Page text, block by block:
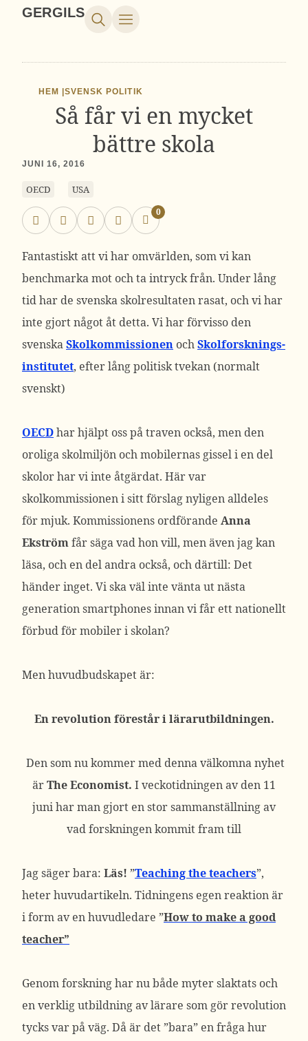
GERGILS
HEM |SVENSK POLITIK
Så får vi en mycket
bättre skola
JUNI 16, 2016
OECD USA
0
Fantastiskt att vi har omvärlden, som vi kan
benchmarka mot och ta intryck från. Under lång
tid har de svenska skolresultaten rasat, och vi har
inte gjort något åt detta. Vi har förvisso den
svenskaSkolkommissionen ochSkolforsknings-
institutet, efter lång politisk tvekan (normalt
svenskt)
OECDhar hjälpt oss på traven också, men den
oroliga skolmiljön och mobilernas gissel i en del
skolor har vi inte åtgärdat. Här var
skolkommissionen i sitt förslag nyligen alldeles
för mjuk. Kommissionens ordförande Anna
Ekströmfår säga vad hon vill, men även jag kan
läsa, och en del andra också, och därtill: Det
händer inget. Vi ska väl inte vänta ut nästa
generation smartphones innan vi får ett nationellt
förbud för mobiler i skolan?
Men huvudbudskapet är:
En revolution förestår i lärarutbildningen.
Den som nu kommer med denna välkomna nyhet
ärThe Economist. I veckotidningen av den 11
juni har man gjort en stor sammanställning av
vad forskningen kommit fram till
Jag säger bara: Läs! ”Teaching the teachers”,
heter huvudartikeln. Tidningens egen reaktion är
i form av en huvudledare ”How to make a good
teacher”
Genom forskning har nu både myter slaktats och
en verklig utbildning av lärare som gör revolution
tycks var på väg. Då är det ”bara” en fråga hur